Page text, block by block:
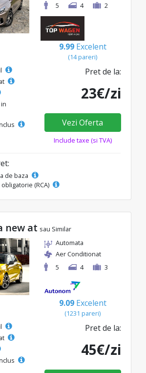
5
4 2
9.99 Excelent
(14 pareri)
Pret de la:
23€/zi
Vezi Oferta
Include taxe (si TVA)
de baza
(RCA)
new at sau Similar
Automata
Aer Conditionat
5
4 3
9.09 Excelent
(1231 pareri)
Pret de la:
45€/zi